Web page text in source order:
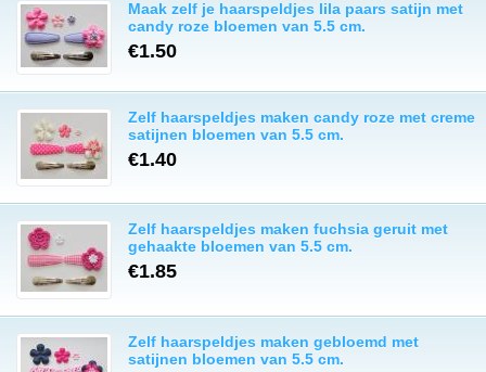
Maak zelf je haarspeldjes lila paars satijn met
candy roze bloemen van 5.5 cm.
€1.50
Zelf haarspeldjes maken candy roze met creme
satijnen bloemen van 5.5 cm.
€1.40
Zelf haarspeldjes maken fuchsia geruit met
gehaakte bloemen van 5.5 cm.
€1.85
Zelf haarspeldjes maken gebloemd met
satijnen bloemen van 5.5 cm.